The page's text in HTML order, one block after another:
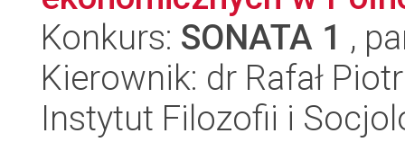
Konkurs: SONATA 1 ,
Kierownik: dr Rafał
Instytut Filozofii i